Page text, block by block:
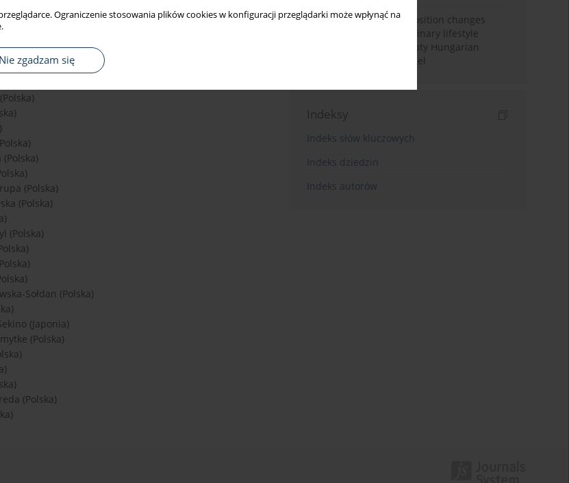
Ograniczenie stosowania plików cookies w konfiguracji przeglądarki może wpłynąć na
Nie zgadzam się
(Polska)
(Polska)
(Polska)
(Polska)
(Polska)
Sołdan (Polska)
(Japonia)
(Polska)
(Polska)
Sex-specific body composition changes
after a pilot multidisciplinary lifestyle
intervention in active-duty Hungarian
Defence Forces personnel
Indeksy
Indeks słów kluczowych
Indeks dziedzin
Indeks autorów